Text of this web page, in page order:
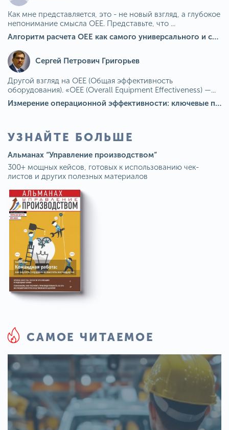
Как мне представляется, это - не новый взгляд, а глубокое
непонимание смысла OEE. Представьте, что ...
Алгоритм расчета ОЕЕ как самого универсального и современного показателя эффективности оборудования в мире
Сергей Петрович Григорьев
Другой взгляд на OEE (Общая эффективность
оборудования). «OEE (Overall Equipment Effectiveness) —...
Измерение операционной эффективности: ключевые показатели для непрерывного совершенствования
УЗНАЙТЕ БОЛЬШЕ
Альманах “Управление производством”
300+ мощных кейсов, готовых к использованию чек-
листов и других полезных материалов
САМОЕ ЧИТАЕМОЕ